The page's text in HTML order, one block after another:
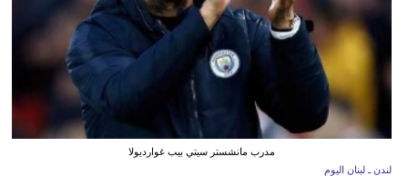
مدرب مانشستر سيتي بيب غوارديولا
لندن ـ لبنان اليوم